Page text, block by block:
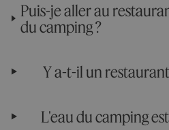
Puis-je aller au
du camping ?
Y a-t-il un
L'eau du camping